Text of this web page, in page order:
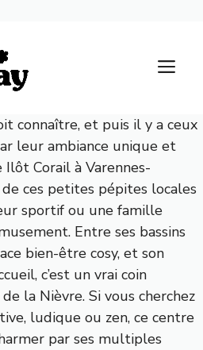
connaître, et puis il y a ceux
leur ambiance unique et
Corail à Varennes-
ces petites pépites locales
sportif ou une famille
Entre ses bassins
bien-être cosy, et son
c’est un vrai coin
la Nièvre. Si vous cherchez
ludique ou zen, ce centre
par ses multiples